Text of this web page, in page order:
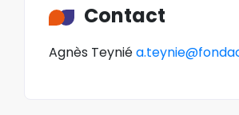
Contact
Agnès Teynié